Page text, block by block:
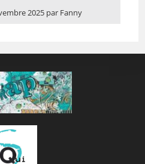
2025 par Fanny